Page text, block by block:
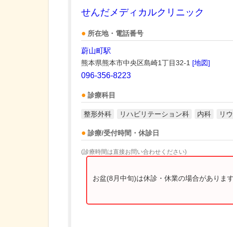
せんだメディカルクリニック
所在地・電話番号
蔚山町駅
熊本県熊本市中央区島崎1丁目32-1 [地図]
096-356-8223
診療科目
整形外科 リハビリテーション科 内科 リ
診療/受付時間・休診日
(診療時間は直接お問い合わせください)
お盆(8月中旬)は休診・休業の場合がありま